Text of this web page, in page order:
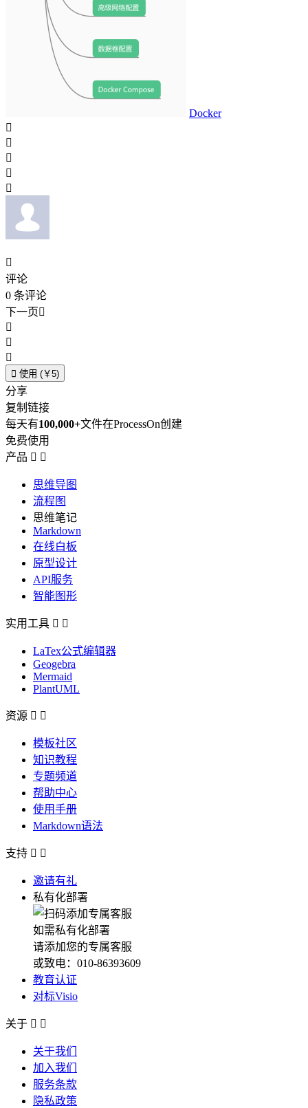
Docker






评论
0 条评论
下一页



 使用 (￥5)
分享
复制链接
每天有100,000+文件在ProcessOn创建
免费使用
产品  
思维导图
流程图
思维笔记
Markdown
在线白板
原型设计
API服务
智能图形
实用工具  
LaTex公式编辑器
Geogebra
Mermaid
PlantUML
资源  
模板社区
知识教程
专题频道
帮助中心
使用手册
Markdown语法
支持  
邀请有礼
私有化部署
如需私有化部署
请添加您的专属客服
或致电：010-86393609
教育认证
对标Visio
关于  
关于我们
加入我们
服务条款
隐私政策